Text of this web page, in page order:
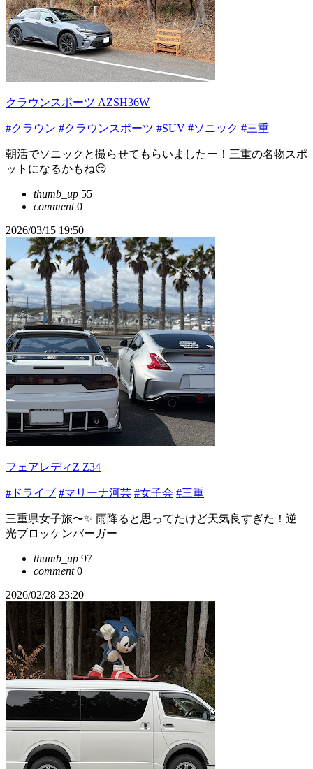
クラウンスポーツ AZSH36W
#クラウン #クラウンスポーツ #SUV #ソニック #三重
朝活でソニックと撮らせてもらいましたー！三重の名物スポ
ットになるかもね😏
thumb_up 55
comment0
2026/03/15 19:50
フェアレディZ Z34
#ドライブ #マリーナ河芸 #女子会 #三重
三重県女子旅〜✨ 雨降ると思ってたけど天気良すぎた！逆
光ブロッケンバーガー
thumb_up 97
comment0
2026/02/28 23:20